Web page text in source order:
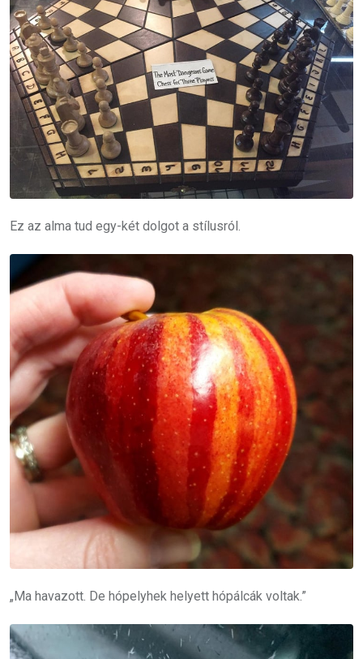
Ez az alma tud egy-két dolgot a stílusról.
„Ma havazott. De hópelyhek helyett hópálcák voltak.”